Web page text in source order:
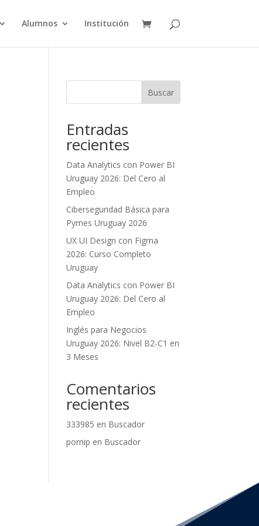
Alumnos Institución
Buscar
Entradas
recientes
Data Analytics con Power BI
Uruguay 2026: Del Cero al
Empleo
Ciberseguridad Básica para
Pymes Uruguay 2026
UX UI Design con Figma
2026: Curso Completo
Uruguay
Data Analytics con Power BI
Uruguay 2026: Del Cero al
Empleo
Inglés para Negocios
Uruguay 2026: Nivel B2-C1 en
3 Meses
Comentarios
recientes
333985 en Buscador
pornip en Buscador